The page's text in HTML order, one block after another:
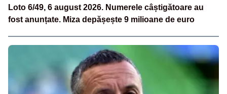
Loto 6/49, 6 august 2026. Numerele câștigătoare au
fost anunțate. Miza depășește 9 milioane de euro